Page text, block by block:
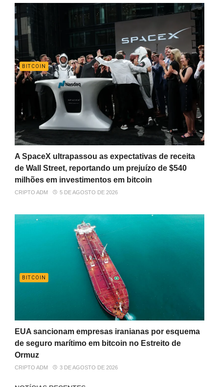
BITCOIN
A SpaceX ultrapassou as expectativas de receita
de Wall Street, reportando um prejuízo de $540
milhões em investimentos em bitcoin
CRIPTO ADM 5 DE AGOSTO DE 2026
BITCOIN
EUA sancionam empresas iranianas por esquema
de seguro marítimo em bitcoin no Estreito de
Ormuz
CRIPTO ADM 3 DE AGOSTO DE 2026